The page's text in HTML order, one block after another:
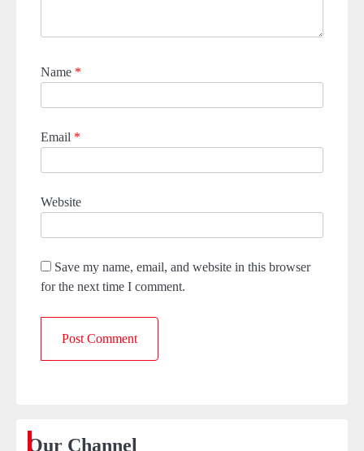
Name *
Email *
Website
Save my name, email, and website in this browser
for the next time I comment.
Our Channel